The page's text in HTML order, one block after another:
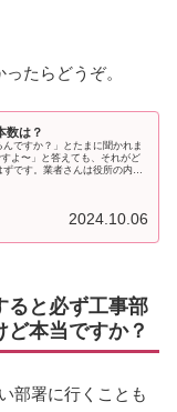
たらどうぞ。
数は？
んですか？」とたまに聞かれま
よ〜」と答えても、それがど
です。業者さんは役所の内部
2024.10.06
ると必ず工事部
本当ですか？
部署に行くことも